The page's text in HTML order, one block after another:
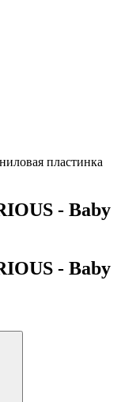
пластинка
- Baby
- Baby